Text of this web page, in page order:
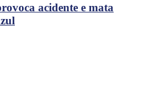
acidente e mata